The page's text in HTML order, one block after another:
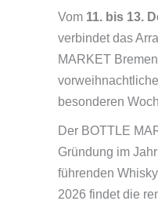
Vom 11. bis 13.
verbindet das
MARKET
besonderen
Der BOTTLE
Gründung im
führenden
2026 findet die